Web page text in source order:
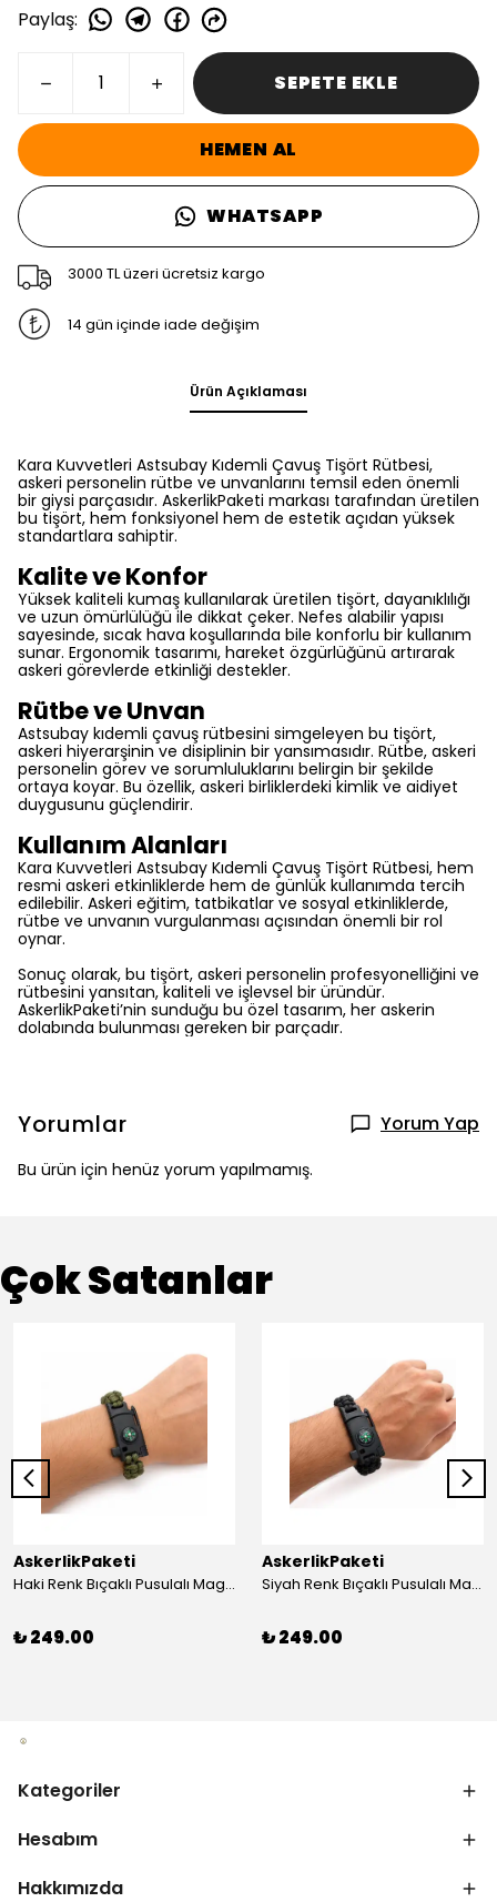
Paylaş:
SEPETE EKLE
HEMEN AL
WHATSAPP
3000 TL üzeri ücretsiz kargo
14 gün içinde iade değişim
Ürün Açıklaması
Kara Kuvvetleri Astsubay Kıdemli Çavuş Tişört Rütbesi,
askeri personelin rütbe ve unvanlarını temsil eden önemli
bir giysi parçasıdır. AskerlikPaketi markası tarafından üretilen
bu tişört, hem fonksiyonel hem de estetik açıdan yüksek
standartlara sahiptir.
Kalite ve Konfor
Yüksek kaliteli kumaş kullanılarak üretilen tişört, dayanıklılığı
ve uzun ömürlülüğü ile dikkat çeker. Nefes alabilir yapısı
sayesinde, sıcak hava koşullarında bile konforlu bir kullanım
sunar. Ergonomik tasarımı, hareket özgürlüğünü artırarak
askeri görevlerde etkinliği destekler.
Rütbe ve Unvan
Astsubay kıdemli çavuş rütbesini simgeleyen bu tişört,
askeri hiyerarşinin ve disiplinin bir yansımasıdır. Rütbe, askeri
personelin görev ve sorumluluklarını belirgin bir şekilde
ortaya koyar. Bu özellik, askeri birliklerdeki kimlik ve aidiyet
duygusunu güçlendirir.
Kullanım Alanları
Kara Kuvvetleri Astsubay Kıdemli Çavuş Tişört Rütbesi, hem
resmi askeri etkinliklerde hem de günlük kullanımda tercih
edilebilir. Askeri eğitim, tatbikatlar ve sosyal etkinliklerde,
rütbe ve unvanın vurgulanması açısından önemli bir rol
oynar.
Sonuç olarak, bu tişört, askeri personelin profesyonelliğini ve
rütbesini yansıtan, kaliteli ve işlevsel bir üründür.
AskerlikPaketi’nin sunduğu bu özel tasarım, her askerin
dolabında bulunması gereken bir parçadır.
Yorumlar Yorum Yap
Bu ürün için henüz yorum yapılmamış.
Çok Satanlar
AskerlikPaketi
Haki Renk Bıçaklı Pusulalı Magnezyum Çubuklu Düdüklü Paracord Bileklik
₺ 249.00
AskerlikPaketi
Siyah Renk Bıçaklı Pusulalı Magnezyum Çubuklu Düdüklü Paracord Bileklik
₺ 249.00
Kategoriler
Hesabım
Hakkımızda